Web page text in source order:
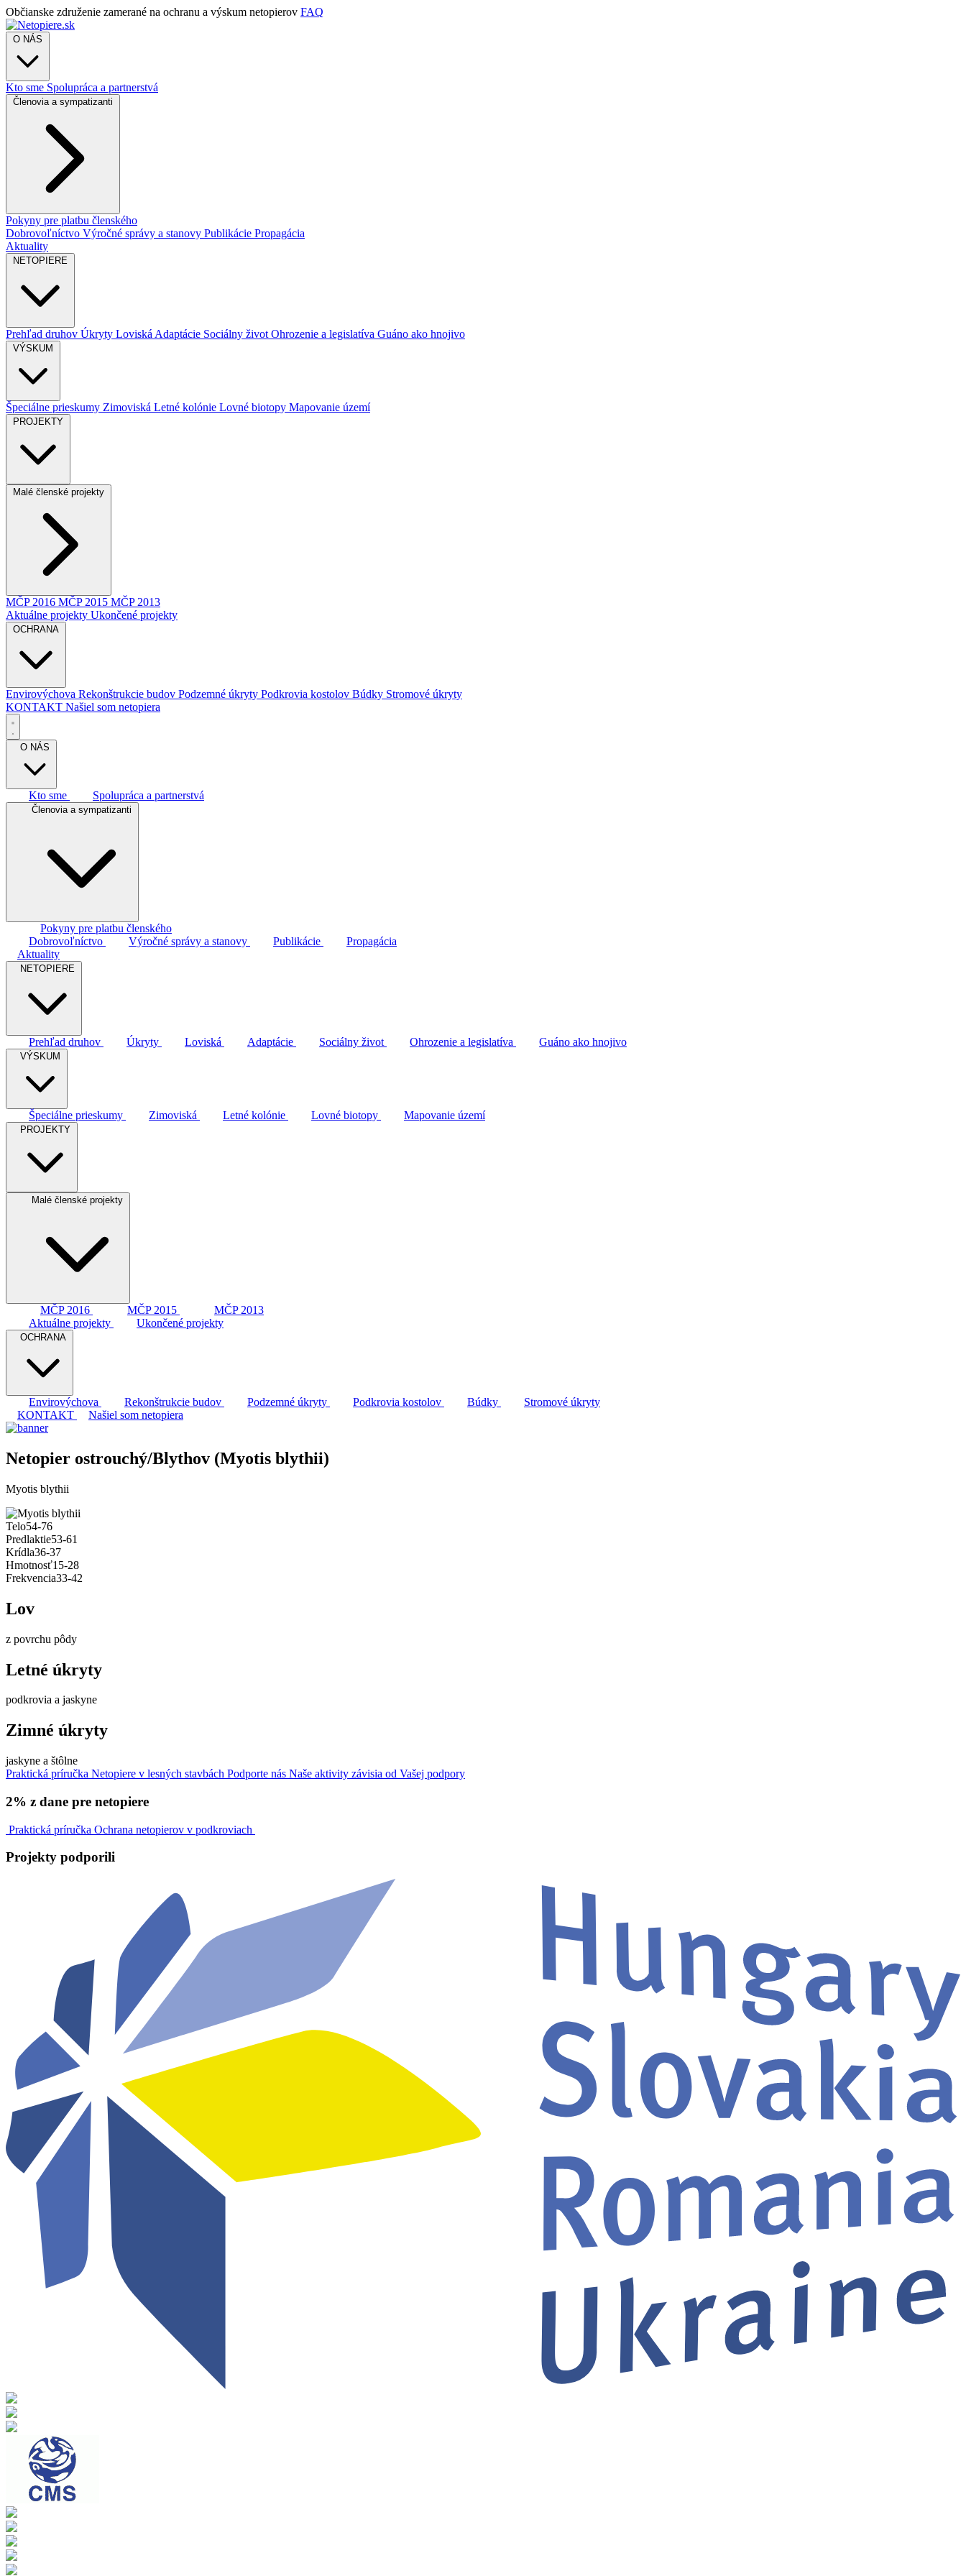
Občianske združenie zamerané na ochranu a výskum netopierov FAQ
O NÁS
Kto sme Spolupráca a partnerstvá
Členovia a sympatizanti
Pokyny pre platbu členského
Dobrovoľníctvo Výročné správy a stanovy Publikácie Propagácia
Aktuality
NETOPIERE
Prehľad druhov Úkryty Loviská Adaptácie Sociálny život Ohrozenie a legislatíva Guáno ako hnojivo
VÝSKUM
Špeciálne prieskumy Zimoviská Letné kolónie Lovné biotopy Mapovanie území
PROJEKTY
Malé členské projekty
MČP 2016 MČP 2015 MČP 2013
Aktuálne projekty Ukončené projekty
OCHRANA
Envirovýchova Rekonštrukcie budov Podzemné úkryty Podkrovia kostolov Búdky Stromové úkryty
KONTAKT Našiel som netopiera
O NÁS
Kto sme Spolupráca a partnerstvá
Členovia a sympatizanti
Pokyny pre platbu členského
Dobrovoľníctvo
Výročné správy a stanovy Publikácie
Propagácia
Aktuality
NETOPIERE
Prehľad druhov Úkryty Loviská Adaptácie Sociálny život Ohrozenie a legislatíva Guáno ako hnojivo
VÝSKUM
Špeciálne prieskumy Zimoviská Letné kolónie Lovné biotopy Mapovanie území
PROJEKTY
Malé členské projekty
MČP 2016 MČP 2015
MČP 2013
Aktuálne projekty
Ukončené projekty
OCHRANA
Envirovýchova Rekonštrukcie budov Podzemné úkryty Podkrovia kostolov Búdky
Stromové úkryty
KONTAKT
Našiel som netopiera
Netopier ostrouchý/Blythov (Myotis blythii)
Myotis blythii
Telo54-76
Predlaktie53-61
Krídla36-37
Hmotnosť15-28
Frekvencia33-42
Lov
z povrchu pôdy
Letné úkryty
podkrovia a jaskyne
Zimné úkryty
jaskyne a štôlne
Praktická príručka Netopiere v lesných stavbách Podporte nás Naše aktivity závisia od Vašej podpory
2% z dane pre netopiere
Praktická príručka Ochrana netopierov v podkroviach
Projekty podporili